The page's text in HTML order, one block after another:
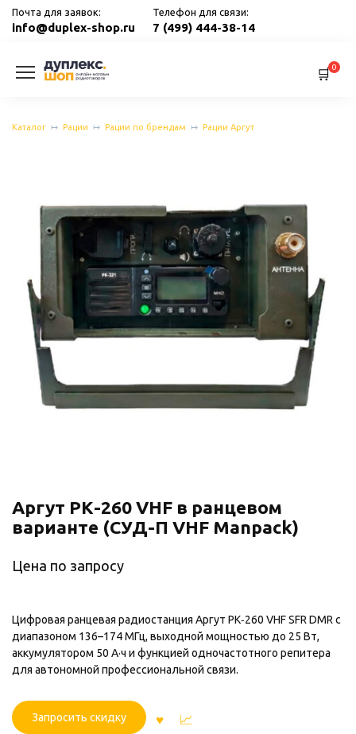
Перейти
Почта для заявок:
info@duplex-shop.ru
Телефон для связи:
7 (499) 444-38-14
0
Каталог Рации Рации по брендам Рации Аргут
Аргут РК-260 VHF в ранцевом
варианте (СУД-П VHF Manpack)
Цена по запросу
Цифровая ранцевая радиостанция Аргут РК‑260 VHF SFR DMR с
диапазоном 136–174 МГц, выходной мощностью до 25 Вт,
аккумулятором 50 А·ч и функцией одночастотного репитера
для автономной профессиональной связи.
Запросить скидку